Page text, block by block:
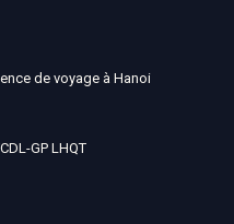
de voyage à Hanoi
GP LHQT